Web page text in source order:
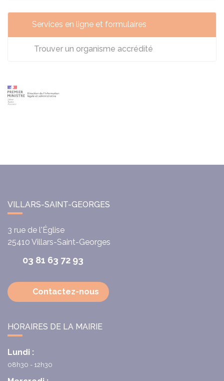
Services en ligne et formulaires
Trouver un organisme accrédité
VILLARS-SAINT-GEORGES
3 rue de l'Église
25410 Villars-Saint-Georges
03 81 63 72 93
Contactez-nous
HORAIRES DE LA MAIRIE
Lundi :
08h30 - 12h30